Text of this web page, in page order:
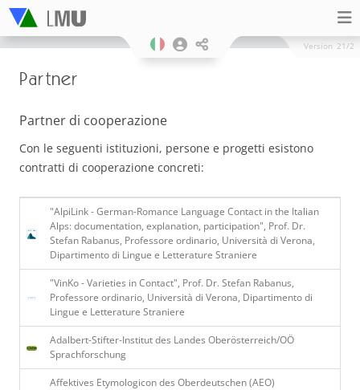
Version 21/2
Partner
Partner di cooperazione
Con le seguenti istituzioni, persone e progetti esistono
contratti di cooperazione concreti:
"AlpiLink - German-Romance Language Contact in the Italian
Alps: documentation, explanation, participation", Prof. Dr.
Stefan Rabanus, Professore ordinario, Università di Verona,
Dipartimento di Lingue e Letterature Straniere
"VinKo - Varieties in Contact", Prof. Dr. Stefan Rabanus,
Professore ordinario, Università di Verona, Dipartimento di
Lingue e Letterature Straniere
Adalbert-Stifter-Institut des Landes Oberösterreich/OÖ
Sprachforschung
Affektives Etymologicon des Oberdeutschen (AEO)